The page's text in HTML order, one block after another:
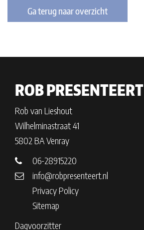
Ga terug naar overzicht
ROB PRESENTEERT
Rob van Lieshout
Wilhelminastraat 41
5802 BA Venray
06-28915220
info@robpresenteert.nl
Privacy Policy
Sitemap
Dagvoorzitter